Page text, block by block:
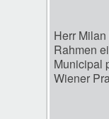
Herr
Rahmen
Municipal
Wiener